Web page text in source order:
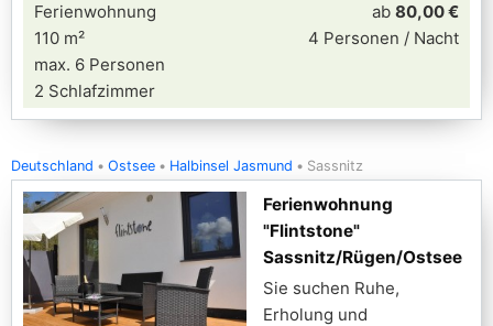
Ferienwohnung
110 m²
max. 6 Personen
2 Schlafzimmer
ab 80,00 €
4 Personen / Nacht
Deutschland Ostsee Halbinsel Jasmund Sassnitz
Ferienwohnung
"Flintstone"
Sassnitz/Rügen/Ostsee
Sie suchen Ruhe,
Erholung und